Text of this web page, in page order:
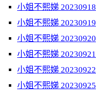
小姐不熙娣 20230918
小姐不熙娣 20230919
小姐不熙娣 20230920
小姐不熙娣 20230921
小姐不熙娣 20230922
小姐不熙娣 20230925